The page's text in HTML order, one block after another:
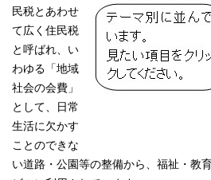
民税とあわせ
て広く住民税
と呼ばれ、い
わゆる「地域
社会の会費」
として、日常
生活に欠かす
ことのできな
い道路・公園等の整備から、福祉・教